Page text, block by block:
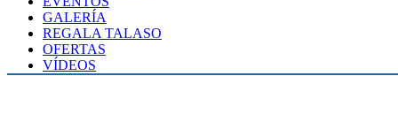
GALERÍA
REGALA TALASO
OFERTAS
VÍDEOS